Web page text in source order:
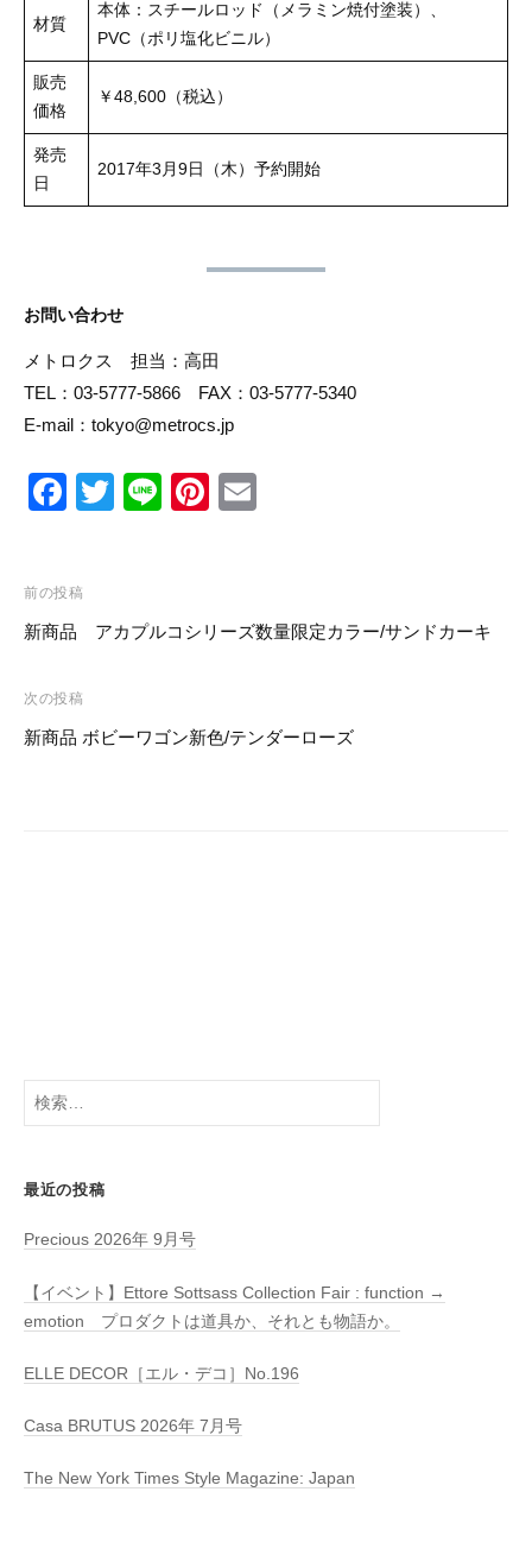
材質
本体：スチールロッド（メラミン焼付塗装）、
PVC（ポリ塩化ビニル）
販売
価格
￥48,600（税込）
発売
日
2017年3月9日（木）予約開始
お問い合わせ
メトロクス 担当：高田
TEL：03-5777-5866 FAX：03-5777-5340
E-mail：tokyo@metrocs.jp
F
e
b
o
o
k
T
Li
Pi
st
投
稿
ビ
ゲ
前の投稿
新商品 アカプルコシリーズ数量限定カラー/サンドカーキ
次の投稿
新商品 ボビーワゴン新色/テンダーローズ
検
最近の投稿
Precious 2026年 9月号
【イベント】Ettore Sottsass Collection Fair : function →
emotion プロダクトは道具か、それとも物語か。
ELLE DECOR［エル・デコ］No.196
Casa BRUTUS 2026年 7月号
The New York Times Style Magazine: Japan